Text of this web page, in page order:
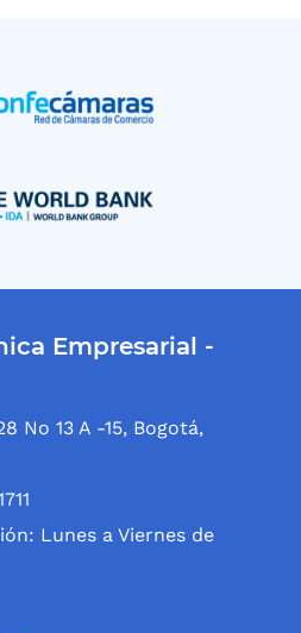
Empresarial -
No 13 A -15, Bogotá,
Lunes a Viernes de